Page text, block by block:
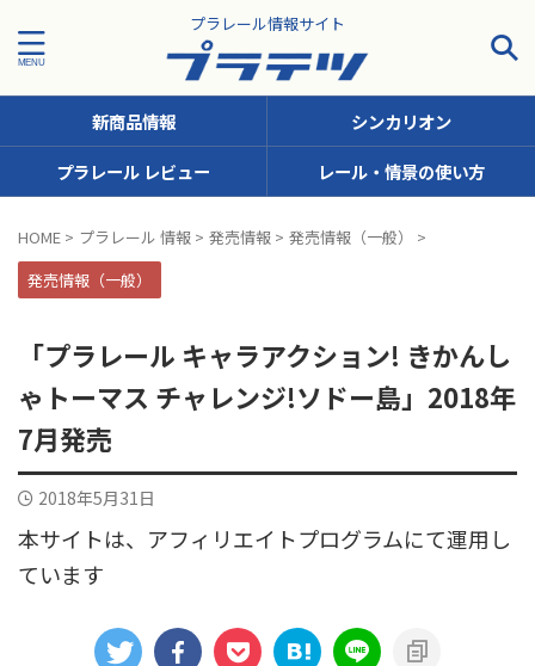
プラレール情報サイト
タグで探す！
JR九州
JR北海道
MODEROID OTシリーズ（おしゃべりトーマス）
pickup
Sシリーズ（ナンバリングシリーズ）
きかんしゃトーマス
アニメシンカリオンあらすじ
カプセルプラレール（きかんしゃトーマス）
新商品情報
シンカリオン
プラレール レビュー
レール・情景の使い方
HOME > プラレール 情報 > 発売情報 > 発売情報（一般）
>
発売情報（一般）
「プラレール キャラアクション! きかんし
ゃトーマス チャレンジ!ソドー島」2018年
7月発売
2018年5月31日
本サイトは、アフィリエイトプログラムにて運用し
ています